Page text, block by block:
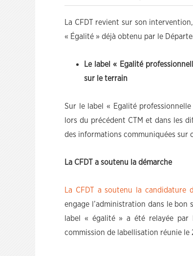
La CFDT revient sur son
« Égalité » déjà obtenu par le
Le label « Egalité
sur le terrain
Sur le label « Egalité
lors du précédent CTM et dans les
des informations communiquées sur
La CFDT a soutenu la démarche
La CFDT a soutenu la
engage l’administration dans le bon
label « égalité » a été relayée
commission de labellisation réunie le